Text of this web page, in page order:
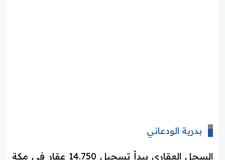
بدرية الودعاني
السجل العقاري يبدأ تسجيل 14.750 عقار في مكة